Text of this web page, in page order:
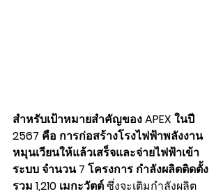
สำหรับเป้าหมายสำคัญของ APEX ในปี
2567 คือ การก่อสร้างโรงไฟฟ้าพลังงาน
หมุนเวียนให้แล้วเสร็จและจ่ายไฟฟ้าเข้า
ระบบ จำนวน 7 โครงการ กำลังผลิตติดตั้ง
รวม 1,210 เมกะวัตต์ ซึ่งจะเติมกำลังผลิต